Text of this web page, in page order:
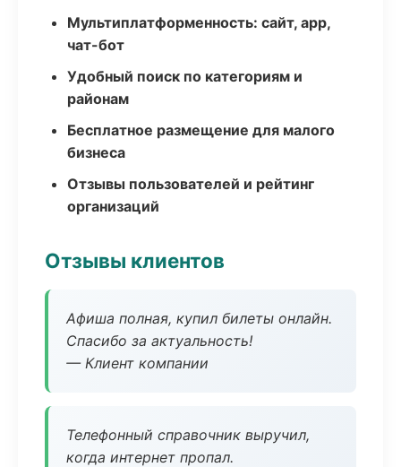
Мультиплатформенность: сайт, app,
чат-бот
Удобный поиск по категориям и
районам
Бесплатное размещение для малого
бизнеса
Отзывы пользователей и рейтинг
организаций
Отзывы клиентов
Афиша полная, купил билеты онлайн.
Спасибо за актуальность!
— Клиент компании
Телефонный справочник выручил,
когда интернет пропал.